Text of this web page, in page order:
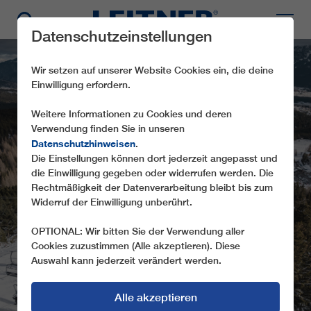
CF4 GENTIANES
Datenschutzeinstellungen
Wir setzen auf unserer Website Cookies ein, die deine
Einwilligung erfordern.
Weitere Informationen zu Cookies und deren
Verwendung finden Sie in unseren
Datenschutzhinweisen.
Die Einstellungen können dort jederzeit angepasst und
die Einwilligung gegeben oder widerrufen werden. Die
Rechtmäßigkeit der Datenverarbeitung bleibt bis zum
Widerruf der Einwilligung unberührt.
OPTIONAL: Wir bitten Sie der Verwendung aller
Cookies zuzustimmen (Alle akzeptieren). Diese
Auswahl kann jederzeit verändert werden.
Alle akzeptieren